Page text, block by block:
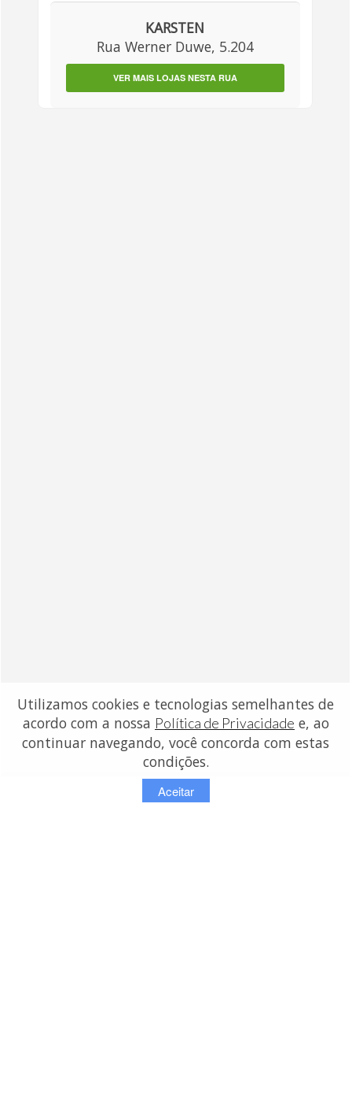
KARSTEN
Rua Werner Duwe, 5.204
VER MAIS LOJAS NESTA RUA
Utilizamos cookies e tecnologias semelhantes de
acordo com a nossa Política de Privacidade e, ao
continuar navegando, você concorda com estas
condições.
Aceitar